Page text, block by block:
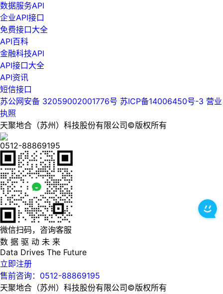
数据服务API
企业API接口
免费接口大全
API百科
金融科技API
API接口大全
API资讯
短信接口
苏公网安备 32059002001776号 苏ICP备14006450号-3 营业
执照
天聚地合（苏州）科技股份有限公司©版权所有
0512-88869195
微信扫码，咨询客服
数 据 驱 动 未 来
Data Drives The Future
立即注册
售前咨询：0512-88869195
天聚地合（苏州）科技股份有限公司©版权所有